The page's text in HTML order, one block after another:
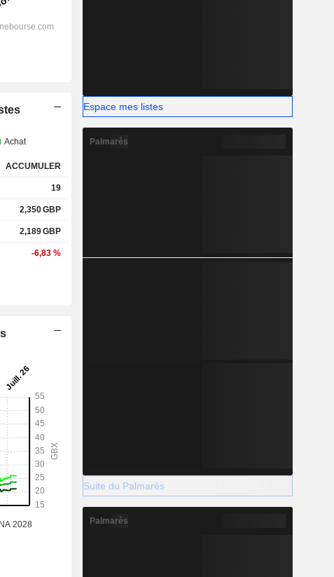
Achat
ACCUMULER
19
2,350GBP
2,189GBP
-6,83 %
Espace mes listes
Palmarès
Suite du Palmarès
Palmarès